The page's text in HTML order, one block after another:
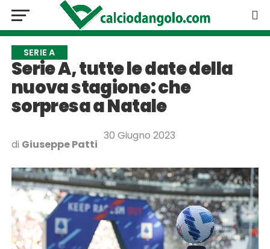
SERIE A
Serie A, tutte le date della
nuova stagione: che
sorpresa a Natale
di Giuseppe Patti
30 Giugno 2023